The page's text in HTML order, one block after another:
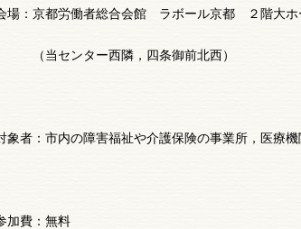
場：京都労働者総合会館 ラボール京都 ２階大ホ
（当センター西隣，四条御前北西）
象者：市内の障害福祉や介護保険の事業所，医療
加費：無料